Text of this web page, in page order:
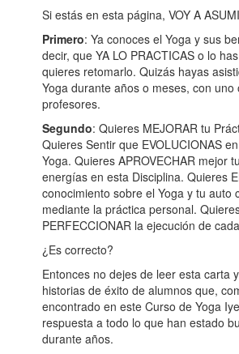
Si estás en esta página, VOY A
Primero: Ya conoces el Yoga y sus
decir, que YA LO PRACTICAS o lo
quieres retomarlo. Quizás hayas
Yoga durante años o meses, con uno
profesores.
Segundo: Quieres MEJORAR tu
Quieres Sentir que EVOLUCIONAS
Yoga. Quieres APROVECHAR mejor
energías en esta Disciplina. Quieres
conocimiento sobre el Yoga y tu auto
mediante la práctica personal.
PERFECCIONAR la ejecución de
¿Es correcto?
Entonces no dejes de leer esta carta
historias de éxito de alumnos que,
encontrado en este Curso de Yoga
respuesta a todo lo que han estado
durante años.